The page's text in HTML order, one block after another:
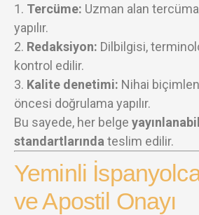
Tercüme: Uzman alan
yapılır.
Redaksiyon: Dilbilgisi,
kontrol edilir.
Kalite denetimi: Nihai
öncesi doğrulama yapılır.
Bu sayede, her belge
standartlarında teslim edilir.
Yeminli
ve Apostil Onayı